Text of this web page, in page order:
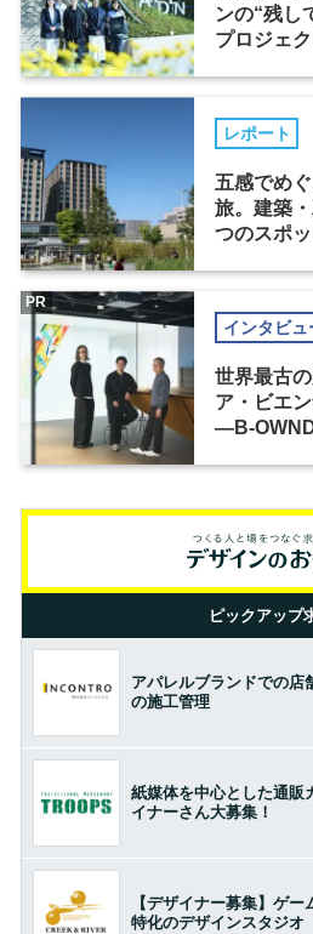
ンの“残し
プロジェク
レポート
五感でめ
旅。建築
つのスポッ
インタビュ
世界最古
ア・ビエ
―B-
PR
ピックアップ
アパレルブランドでの店
の施工管理
紙媒体を中心とした通販
イナーさん大募集！
【デザイナー募集】ゲ
特化のデザインスタジオ